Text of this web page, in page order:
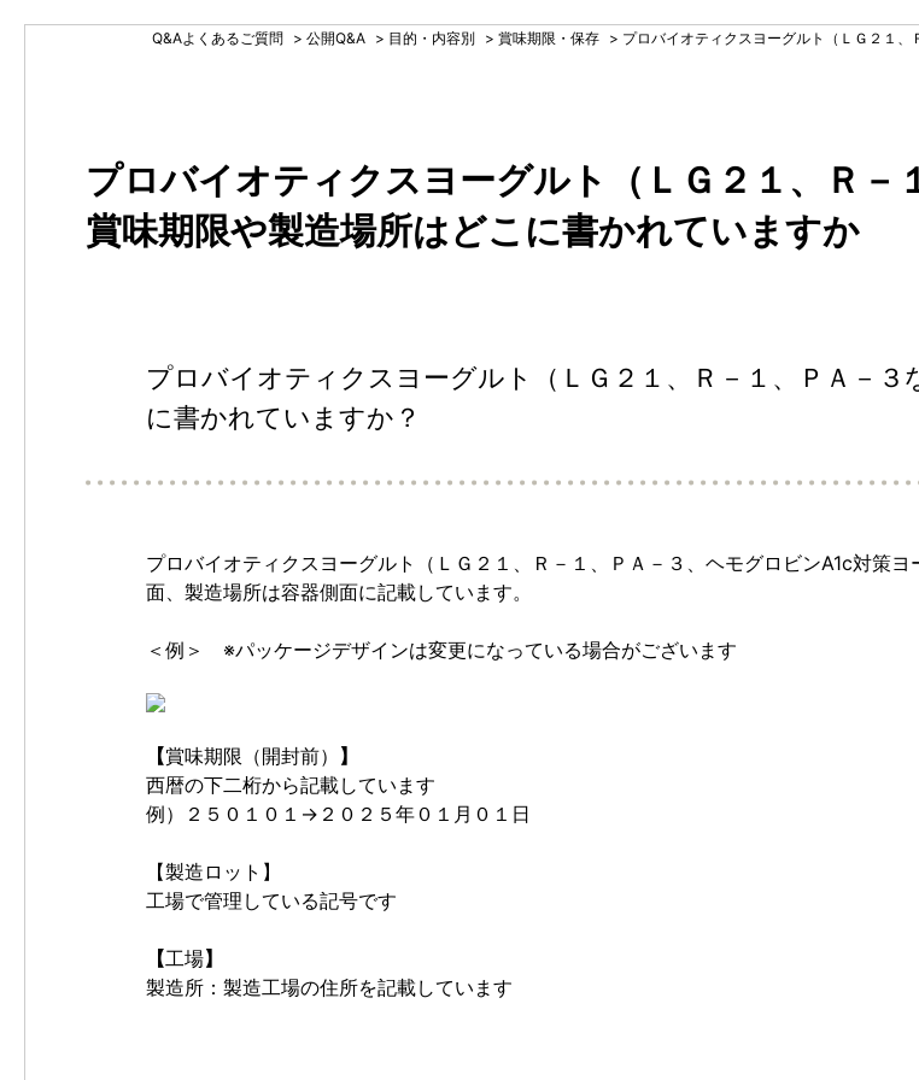
Q&Aよくあるご質問 > 公開Q&A > 目的・内容別 > 賞味期限・保存 > プロバイオティクスヨーグルト（ＬＧ２１
プロバイオティクスヨーグルト（ＬＧ２１、Ｒ
賞味期限や製造場所はどこに書かれていますか
プロバイオティクスヨーグルト（ＬＧ２１、Ｒ－１、ＰＡ－
に書かれていますか？
プロバイオティクスヨーグルト（ＬＧ２１、Ｒ－１、ＰＡ－３、ヘモグロビンA1c対策
面、製造場所は容器側面に記載しています。
＜例＞ ※パッケージデザインは変更になっている場合がございます
【賞味期限（開封前） 】
西暦の下二桁から記載しています
例）２５０１０１→２０２５年０１月０１日
【製造ロット】
工場で管理している記号です
【工場】
製造所：製造工場の住所を記載しています